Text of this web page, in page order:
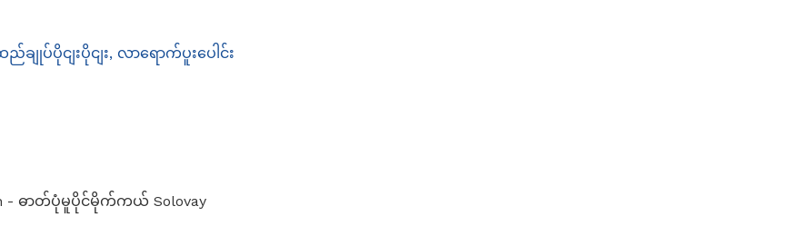
ပ်ပိုငျးပိုငျး, လာရောက်ပူးပေါင်း
- ဓာတ်ပုံမူပိုင်မိုက်ကယ် Solovay